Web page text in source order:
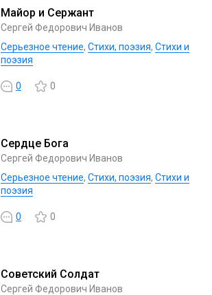
Майор и Сержант
Сергей Федорович Иванов
Серьезное чтение, Cтихи, поэзия, Стихи и
поэзия
0 0
Сердце Бога
Сергей Федорович Иванов
Серьезное чтение, Cтихи, поэзия, Стихи и
поэзия
0 0
Советский Солдат
Сергей Федорович Иванов